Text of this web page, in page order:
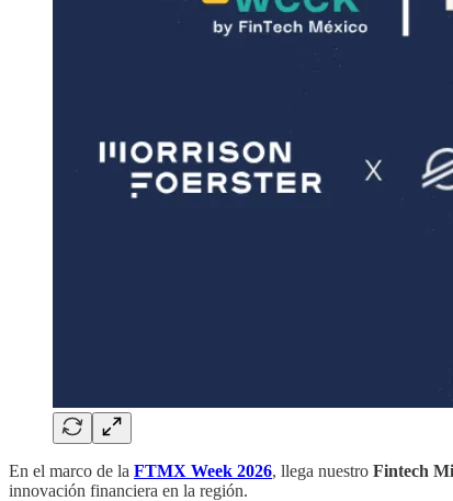
En el marco de la FTMX Week 2026, llega nuestro Fintech
innovación financiera en la región.